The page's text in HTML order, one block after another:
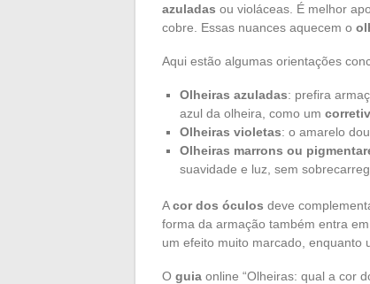
azuladas ou violáceas. É melhor
cobre. Essas nuances aquecem o
Aqui estão algumas orientações
Olheiras azuladas: prefira
azul da olheira, como um
Olheiras violetas: o amarelo
Olheiras marrons ou
suavidade e luz, sem
Acor dos óculos deve
forma da armação também entra
um efeito muito marcado, enquanto
O guia online “Olheiras: qual a cor